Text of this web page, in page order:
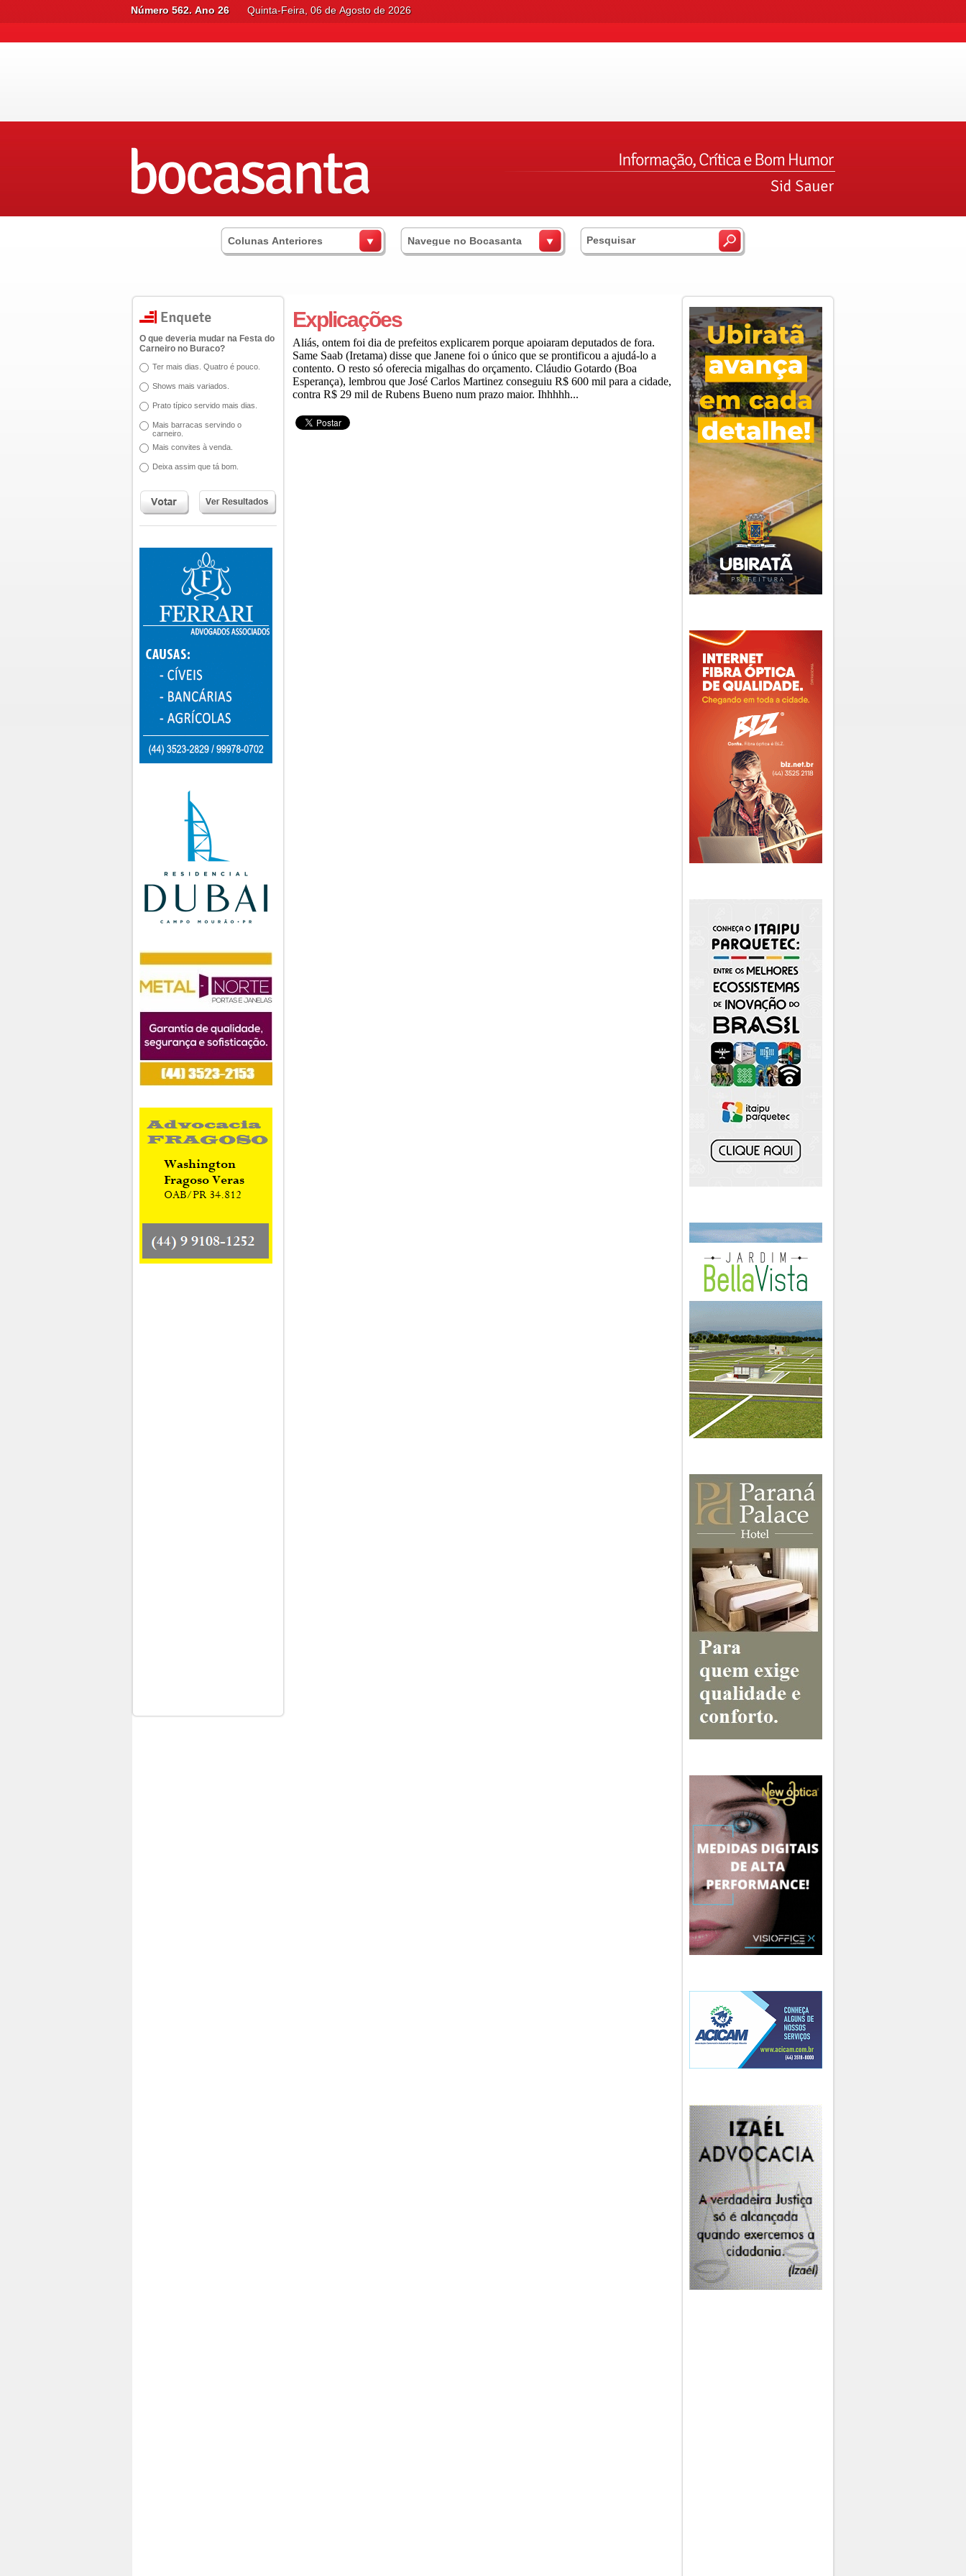
Número 562. Ano 26 Quinta-Feira, 06 de Agosto de 2026
Colunas Anteriores Navegue no Bocasanta
O que deveria mudar na Festa do
Carneiro no Buraco?
Ter mais dias. Quatro é pouco.
Shows mais variados.
Prato típico servido mais dias.
Mais barracas servindo o
carneiro.
Mais convites à venda.
Deixa assim que tá bom.
Explicações
Aliás, ontem foi dia de prefeitos explicarem porque apoiaram deputados de fora.
Same Saab (Iretama) disse que Janene foi o único que se prontificou a ajudá-lo a
contento. O resto só oferecia migalhas do orçamento. Cláudio Gotardo (Boa
Esperança), lembrou que José Carlos Martinez conseguiu R$ 600 mil para a cidade,
contra R$ 29 mil de Rubens Bueno num prazo maior. Ihhhhh...